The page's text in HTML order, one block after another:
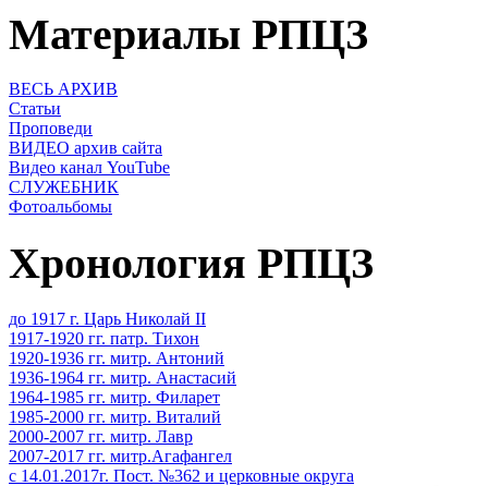
Материалы РПЦЗ
ВЕСЬ АРХИВ
Статьи
Проповеди
ВИДЕО архив сайта
Видео канал YouTube
СЛУЖЕБНИК
Фотоальбомы
Хронология РПЦЗ
до 1917 г. Царь Николай II
1917-1920 гг. патр. Тихон
1920-1936 гг. митр. Антоний
1936-1964 гг. митр. Анастасий
1964-1985 гг. митр. Филарет
1985-2000 гг. митр. Виталий
2000-2007 гг. митр. Лавр
2007-2017 гг. митр.Агафангел
с 14.01.2017г. Пост. №362 и церковные округа